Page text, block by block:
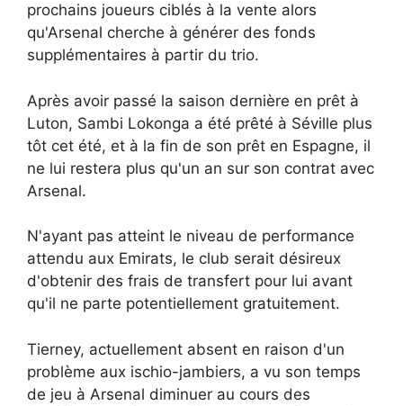
prochains joueurs ciblés à la vente alors
qu'Arsenal cherche à générer des fonds
supplémentaires à partir du trio.
Après avoir passé la saison dernière en prêt à
Luton, Sambi Lokonga a été prêté à Séville plus
tôt cet été, et à la fin de son prêt en Espagne, il
ne lui restera plus qu'un an sur son contrat avec
Arsenal.
N'ayant pas atteint le niveau de performance
attendu aux Emirats, le club serait désireux
d'obtenir des frais de transfert pour lui avant
qu'il ne parte potentiellement gratuitement.
Tierney, actuellement absent en raison d'un
problème aux ischio-jambiers, a vu son temps
de jeu à Arsenal diminuer au cours des